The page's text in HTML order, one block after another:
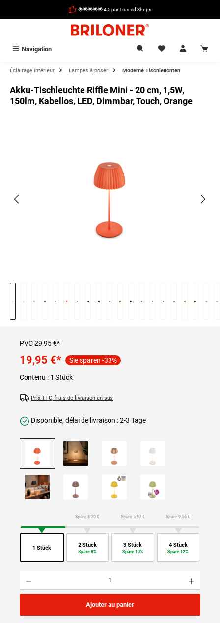
🌟🌟🌟🌟🌟 4,5 par Trusted Shops
Navigation
Éclairage intérieur Lampes à poser Moderne Tischleuchten
Akku-Tischleuchte Riffle Mini - 20 cm, 1,5W,
150lm, Kabellos, LED, Dimmbar, Touch, Orange
PVC29,95 €*
19,95 €* Sie sparen -33%
Contenu : 1 Stück
Prix TTC, frais de livraison en sus
Disponible, délai de livraison : 2-3 Tage
1 Stück
Spare 3,20 €
2 Stück
Spare 8%
Spare 5,97 €
3 Stück
Spare 10%
Spare 9,56 €
4 Stück
Spare 12%
Ajouter au panier